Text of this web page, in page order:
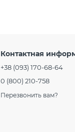
Контактная
+38 (093) 170-68-64
0 (800) 210-758
Перезвонить вам?